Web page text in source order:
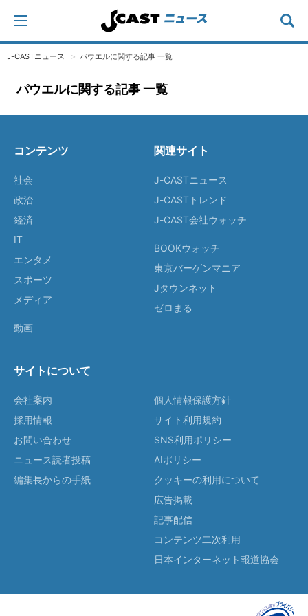
J-CASTニュース パウエルに関する記事 一覧
パウエルに関する記事 一覧
コンテンツ
社会
政治
経済
IT
エンタメ
スポーツ
メディア
動画
関連サイト
J-CASTニュース
J-CASTトレンド
J-CAST会社ウォッチ
BOOKウォッチ
東京バーゲンマニア
Jタウンネット
ゼロまる
サイトについて
会社案内
採用情報
お問い合わせ
ニュース読者投稿
編集長からの手紙
個人情報保護方針
サイト利用規約
SNS利用ポリシー
AIポリシー
クッキーの利用について
広告掲載
記事配信
コンテンツ二次利用
日本インターネット報道協会